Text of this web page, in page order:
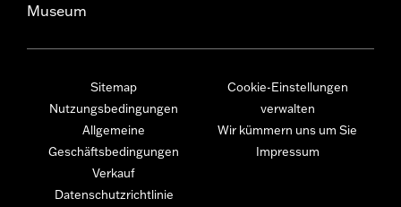
Museum
Sitemap
Nutzungsbedingungen
Allgemeine
Geschäftsbedingungen
Verkauf
Datenschutzrichtlinie
Cookie-Einstellungen
verwalten
Wir kümmern uns um Sie
Impressum